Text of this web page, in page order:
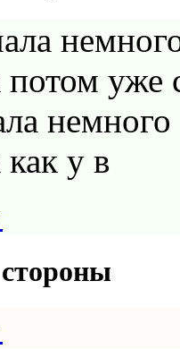
потом
как у в